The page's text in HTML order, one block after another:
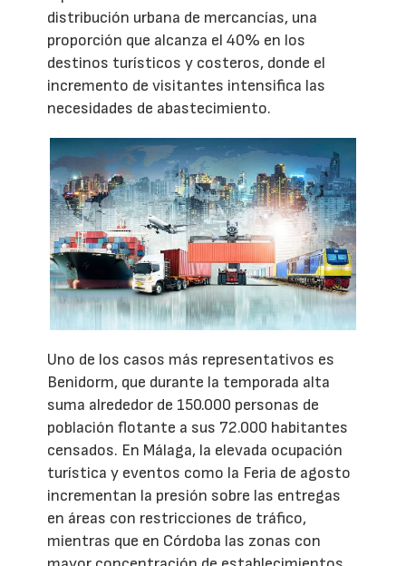
distribución urbana de mercancías, una
proporción que alcanza el 40% en los
destinos turísticos y costeros, donde el
incremento de visitantes intensifica las
necesidades de abastecimiento.
Uno de los casos más representativos es
Benidorm, que durante la temporada alta
suma alrededor de 150.000 personas de
población flotante a sus 72.000 habitantes
censados. En Málaga, la elevada ocupación
turística y eventos como la Feria de agosto
incrementan la presión sobre las entregas
en áreas con restricciones de tráfico,
mientras que en Córdoba las zonas con